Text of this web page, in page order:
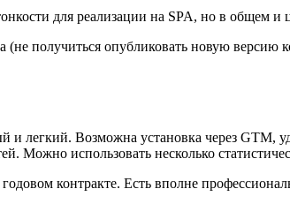
для реализации на SPA, но в
получиться опубликовать новую
и легкий. Возможна установка через GTM,
Можно использовать несколько
контракте. Есть вполне